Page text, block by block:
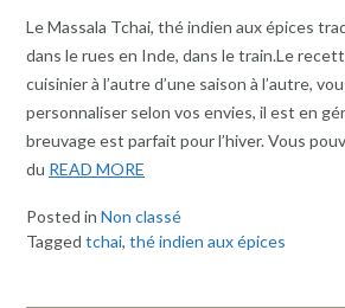
Le Massala Tchai, thé indien aux épices
dans le rues en Inde, dans le train.Le
cuisinier à l’autre d’une saison à l’autre,
personnaliser selon vos envies, il est en
breuvage est parfait pour l’hiver. Vous
du READ MORE
Posted in Non classé
Tagged tchai, thé indien aux épices